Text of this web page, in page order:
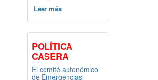
Leer más
POLÍTICA
CASERA
El comité autonómico
de Emergencias